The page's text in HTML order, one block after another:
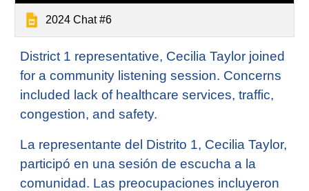
2024 Chat #6
District 1 representative, Cecilia Taylor joined
for a community listening session. Concerns
included lack of healthcare services, traffic,
congestion, and safety.
La representante del Distrito 1, Cecilia Taylor,
participó en una sesión de escucha a la
comunidad. Las preocupaciones incluyeron